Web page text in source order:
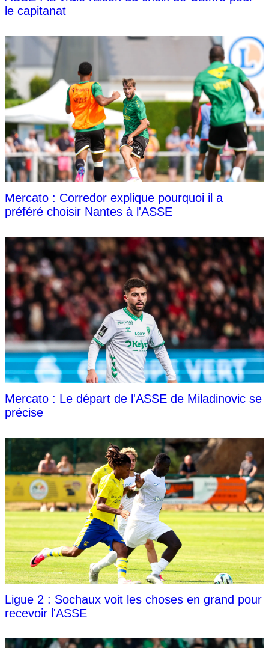
le capitanat
Mercato : Corredor explique pourquoi il a
préféré choisir Nantes à l'ASSE
Mercato : Le départ de l'ASSE de Miladinovic se
précise
Ligue 2 : Sochaux voit les choses en grand pour
recevoir l'ASSE